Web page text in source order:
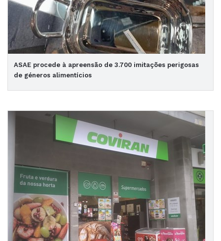
ASAE procede à apreensão de 3.700 imitações perigosas
de géneros alimentícios